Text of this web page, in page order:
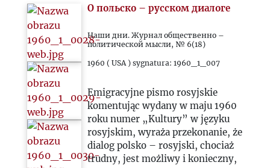
О польско – русском диалоге
Наши дни. Журнал общественно –
политической мысли, № 6(18)
1960 ( USA ) sygnatura: 1960_1_007
Emigracyjne pismo rosyjskie
komentując wydany w maju 1960
roku numer „Kultury” w języku
rosyjskim, wyraża przekonanie, że
dialog polsko – rosyjski, chociaż
trudny, jest możliwy i konieczny,